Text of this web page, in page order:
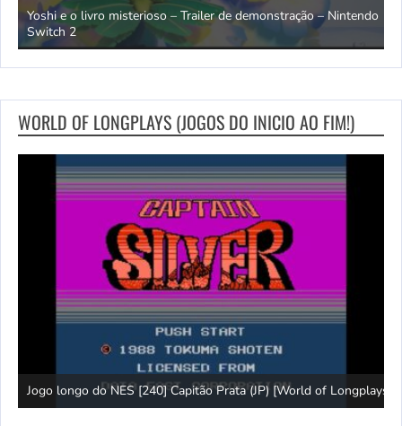
ao Yoshi e o livro misterioso – Trailer de demonstração – Nintendo
Switch 2
WORLD OF LONGPLAYS (JOGOS DO INICIO AO FIM!)
Jogo longo do NES [240] Capitão Prata (JP) [World of Longplays]